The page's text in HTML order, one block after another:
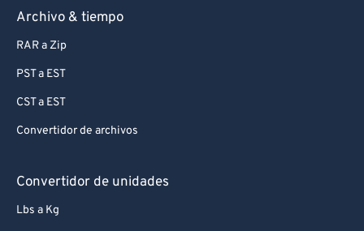
Archivo & tiempo
RAR a Zip
PST a EST
CST a EST
Convertidor de archivos
Convertidor de unidades
Lbs a Kg